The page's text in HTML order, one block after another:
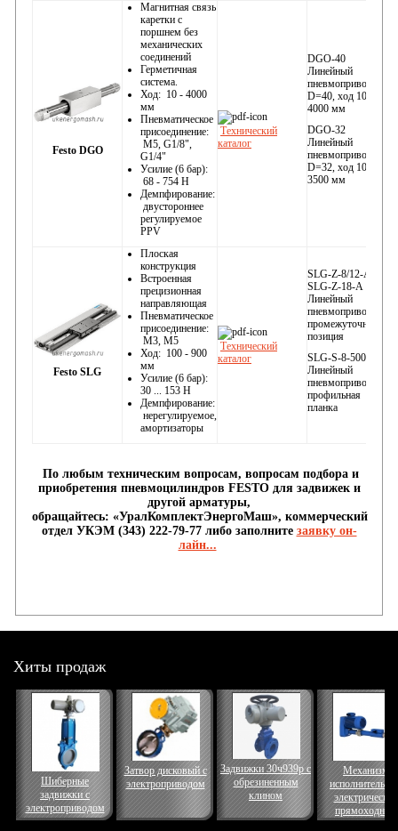
Festo DGO
Магнитная связь
каретки с
поршнем без
механических
соединений
Герметичная
система.
Ход: 10 - 4000
мм
Пневматическое
присоединение:
M5, G1/8",
G1/4"
Усилие (6 бар):
68 - 754 Н
Демпфирование:
двустороннее
регулируемое
PPV
Технический
каталог
DGO-40
Линейный
пневмопривод
D=40, ход 10…
4000 мм
DGO-32
Линейный
пневмопривод
D=32, ход 10…
3500 мм
Festo SLG
Плоская
конструкция
Встроенная
прецизионная
направляющая
Пневматическое
присоединение:
M3, M5
Ход: 100 - 900
мм
Усилие (6 бар):
30 ... 153 Н
Демпфирование:
нерегулируемое,
амортизаторы
Технический
каталог
SLG-Z-8/12-A,
SLG-Z-18-A
Линейный
пневмопривод,
промежуточная
позиция
SLG-S-8-500
Линейный
пневмопривод,
профильная
планка
По любым техническим вопросам, вопросам подбора и
приобретения пневмоцилиндров FESTO для задвижек и
другой арматуры,
обращайтесь: «УралКомплектЭнергоМаш», коммерческий
отдел УКЭМ (343) 222-79-77 либо заполните заявку он-
лайн...
Хиты продаж
Шиберные
задвижки с
электроприводом
Затвор дисковый с
электроприводом
Задвижки 30ч939р с
обрезиненным
клином
Механизм
электрический
прямоходный